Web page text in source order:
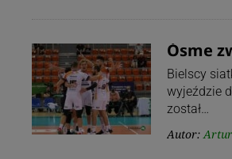
Ósme
Bielscy
wyjeździe
został…
Autor: